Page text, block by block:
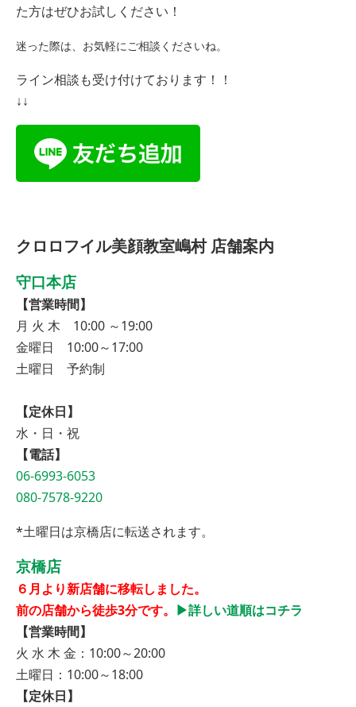
た方はぜひお試しください！
迷った際は、お気軽にご相談くださいね。
ライン相談も受け付けております！！
↓↓
クロロフイル美顔教室嶋村 店舗案内
守口本店
【営業時間】
月 火 木 10:00 ～19:00
金曜日 10:00～17:00
土曜日 予約制
【定休日】
水・日・祝
【電話】
06-6993-6053
080-7578-9220
*土曜日は京橋店に転送されます。
京橋店
６月より新店舗に移転しました。
前の店舗から徒歩3分です。 ▶︎詳しい道順はコチラ
【営業時間】
火 水 木 金：10:00～20:00
土曜日：10:00～18:00
【定休日】